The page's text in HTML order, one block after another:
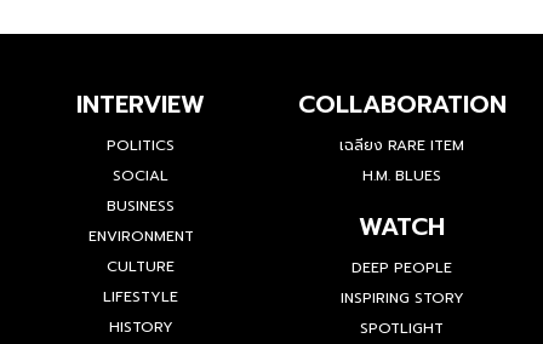
INTERVIEW
POLITICS
SOCIAL
BUSINESS
ENVIRONMENT
CULTURE
LIFESTYLE
HISTORY
COLLABORATION
เฉลียง RARE ITEM
H.M. BLUES
WATCH
DEEP PEOPLE
INSPIRING STORY
SPOTLIGHT